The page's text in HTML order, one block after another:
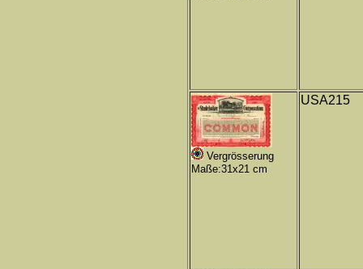
Vergrösserung
Maße:31x21 cm
USA215